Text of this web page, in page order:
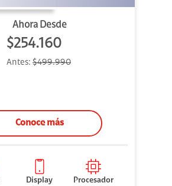
Ahora Desde
$254.160
Antes: $499.990
Conoce más
Display
Procesador